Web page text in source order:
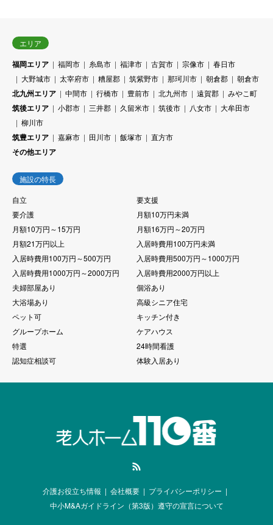
エリア
福岡エリア 福岡市 糸島市 福津市 古賀市 宗像市
春日市
大野城市
太宰府市 糟屋郡 筑紫野市 那珂川市 朝倉郡 朝倉市
北九州エリア 中間市 行橋市 豊前市 北九州市 遠賀郡 みやこ町
筑後エリア 小郡市 三井郡 久留米市 筑後市 八女市
大牟田市
柳川市
筑豊エリア 嘉麻市 田川市 飯塚市 直方市
その他エリア
施設の特長
自立
要支援
要介護
月額10万円未満
月額10万円～15万円
月額16万円～20万円
月額21万円以上
入居時費用100万円未満
入居時費用100万円～500万円
入居時費用500万円～1000万円
入居時費用1000万円～2000万円
入居時費用2000万円以上
夫婦部屋あり
個浴あり
大浴場あり
高級シニア住宅
ペット可
キッチン付き
グループホーム
ケアハウス
特選
24時間看護
認知症相談可
体験入居あり
介護お役立ち情報 会社概要
プライバシーポリシー
中小M&Aガイドライン（第3版）遵守の宣言について